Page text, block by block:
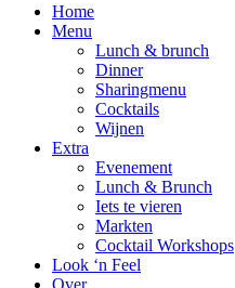
Home
Menu
Lunch & brunch
Dinner
Sharingmenu
Cocktails
Wijnen
Extra
Evenement
Lunch & Brunch
Iets te vieren
Markten
Cocktail Workshops
Look ‘n Feel
Over